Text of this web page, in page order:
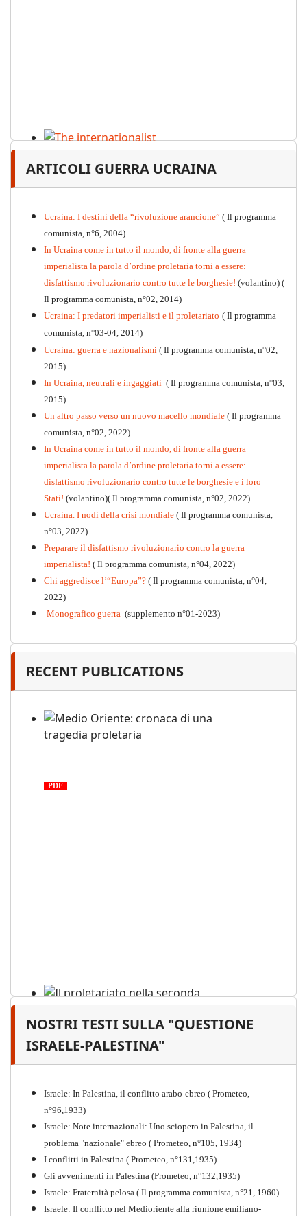
PDF n.12, 2026
Kommunistisches Programm
PDF n°10 - 2026
ARTICOLI GUERRA UCRAINA
Ucraina: I destini della “rivoluzione arancione” ( Il programma
comunista, n°6, 2004)
In Ucraina come in tutto il mondo, di fronte alla guerra
imperialista la parola d’ordine proletaria torni a essere:
disfattismo rivoluzionario contro tutte le borghesie! (volantino) (
Il programma comunista, n°02, 2014)
Ucraina: I predatori imperialisti e il proletariato ( Il programma
comunista, n°03-04, 2014)
Ucraina: guerra e nazionalismi ( Il programma comunista, n°02,
2015)
In Ucraina, neutrali e ingaggiati ( Il programma comunista, n°03,
2015)
Un altro passo verso un nuovo macello mondiale ( Il programma
comunista, n°02, 2022)
In Ucraina come in tutto il mondo, di fronte alla guerra
imperialista la parola d’ordine proletaria torni a essere:
disfattismo rivoluzionario contro tutte le borghesie e i loro
Stati! (volantino)( Il programma comunista, n°02, 2022)
Ucraina. I nodi della crisi mondiale ( Il programma comunista,
n°03, 2022)
Preparare il disfattismo rivoluzionario contro la guerra
imperialista! ( Il programma comunista, n°04, 2022)
Chi aggredisce l’“Europa”? ( Il programma comunista, n°04,
2022)
Monografico guerra (supplemento n°01-2023)
RECENT PUBLICATIONS
PDF
Il proletariato nella seconda
guerra mondiale e nella
NOSTRI TESTI SULLA "QUESTIONE
ISRAELE-PALESTINA"
Israele: In Palestina, il conflitto arabo-ebreo ( Prometeo,
n°96,1933)
Israele: Note internazionali: Uno sciopero in Palestina, il
problema "nazionale" ebreo ( Prometeo, n°105, 1934)
I conflitti in Palestina ( Prometeo, n°131,1935)
Gli avvenimenti in Palestina (Prometeo, n°132,1935)
Israele: Fraternità pelosa ( Il programma comunista, n°21, 1960)
Israele: Il conflitto nel Medioriente alla riunione emiliano-